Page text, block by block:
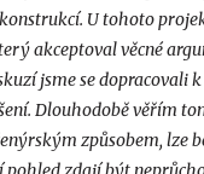
U tohoto
akceptoval věcné
jsme se dopracovali
Dlouhodobě věřím
způsobem, lze